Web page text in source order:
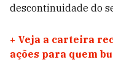
descontinuidade do
+ Veja a carteira
ações para quem